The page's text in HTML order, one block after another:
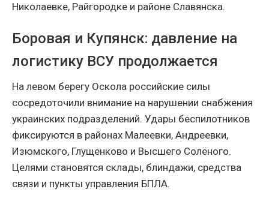
Николаевке, Райгородке и районе Славянска.
Боровая и Купянск: давление на
логистику ВСУ продолжается
На левом берегу Оскола российские силы
сосредоточили внимание на нарушении снабжения
украинских подразделений. Удары беспилотников
фиксируются в районах Малеевки, Андреевки,
Изюмского, Глущенково и Высшего Солёного.
Целями становятся склады, блиндажи, средства
связи и пункты управления БПЛА.